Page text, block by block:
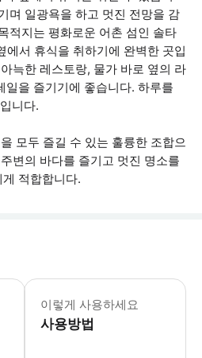
며 일광욕을 하고 멋진 전망을 감
적지는 평화로운 어촌 섬인 솔타
에서 휴식을 취하기에 완벽한 곳입
늑한 레스토랑, 물가 바로 옆의 라
일을 즐기기에 좋습니다. 하루를
니다.
모두 즐길 수 있는 훌륭한 조합으
변의 바다를 즐기고 멋진 명소를
적합합니다.
승무원은 선장과 호스트로 구성되어
이렇게 사용하세요
사용방법